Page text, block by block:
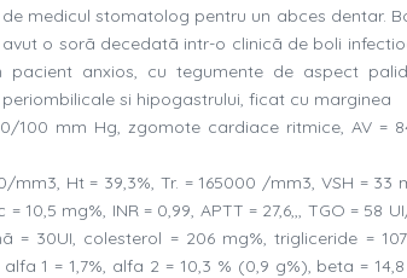
medicul stomatolog pentru un abces dentar.
o sorã decedatã intr-o clinicã de boli
anxios, cu tegumente de aspect
si hipogastrului, ficat cu marginea
100 mm Hg, zgomote cardiace ritmice, AV =
Ht = 39,3%, Tr. = 165000 /mm3, VSH = 33
mg%, INR = 0,99, APTT = 27,6,,, TGO = 58
= 30UI, colesterol = 206 mg%, trigliceride =
1 = 1,7%, alfa 2 = 10,3 % (0,9 g%), beta = 14,8